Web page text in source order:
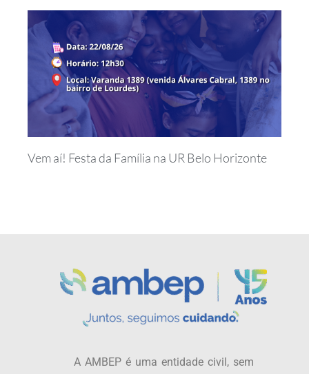
Vem aí! Festa da Família na UR Belo Horizonte
A AMBEP é uma entidade civil, sem